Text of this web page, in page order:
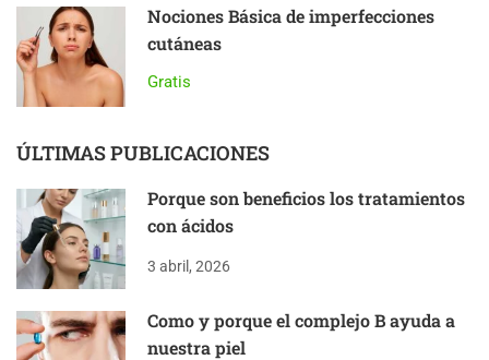
Nociones Básica de imperfecciones
cutáneas
Gratis
ÚLTIMAS PUBLICACIONES
Porque son beneficios los tratamientos
con ácidos
3 abril, 2026
Como y porque el complejo B ayuda a
nuestra piel